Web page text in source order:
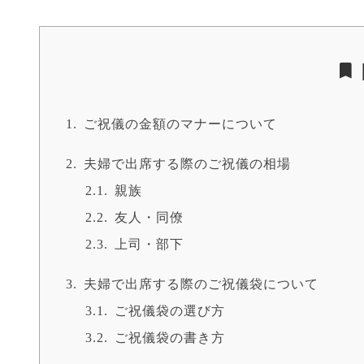
ご祝儀の金額のマナーについて
夫婦で出席する際のご祝儀の相場
親族
友人・同僚
上司・部下
夫婦で出席する際のご祝儀袋について
ご祝儀袋の選び方
ご祝儀袋の書き方